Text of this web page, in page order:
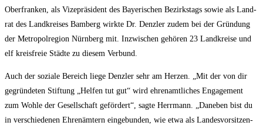
Ober­fran­ken, als Vize­prä­si­dent des Baye­ri­schen Bezirks­tags sowie als Land­
rat des Land­krei­ses Bam­berg wirk­te Dr. Denz­ler zudem bei der Grün­dung
der Metro­pol­re­gi­on Nürn­berg mit. Inzwi­schen gehö­ren 23 Land­krei­se und
elf kreis­freie Städ­te zu die­sem Verbund.
Auch der sozia­le Bereich lie­ge Denz­ler sehr am Her­zen. „Mit der von dir
gegrün­de­ten Stif­tung „Hel­fen tut gut“ wird ehren­amt­li­ches Enga­ge­ment
zum Woh­le der Gesell­schaft geför­dert“, sag­te Herr­mann. „Dane­ben bist du
in ver­schie­de­nen Ehren­äm­tern ein­ge­bun­den, wie etwa als Lan­des­vor­sit­zen­